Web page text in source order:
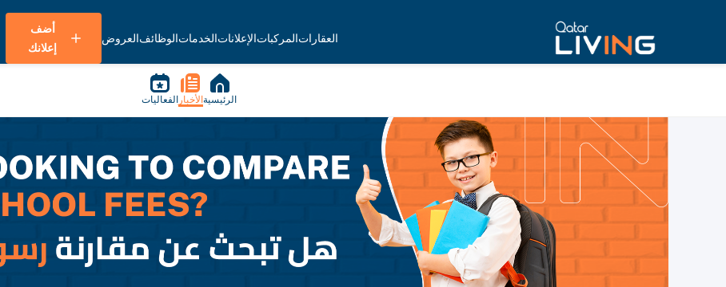
العقاراتالمركباتالإعلاناتالخدماتالوظائفالعروض
أضف
إعلانك
الرئيسية الأخبار الفعاليات